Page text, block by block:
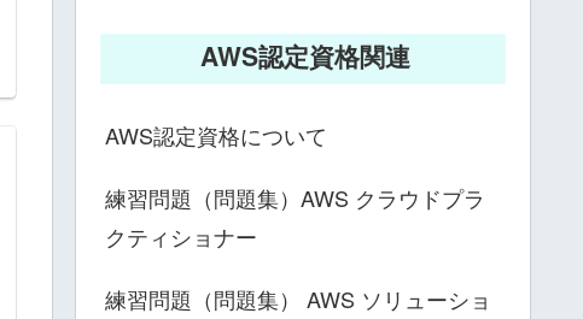
AWS認定資格関連
AWS認定資格について
練習問題（問題集）AWS クラウドプラ
クティショナー
練習問題（問題集） AWS ソリューショ